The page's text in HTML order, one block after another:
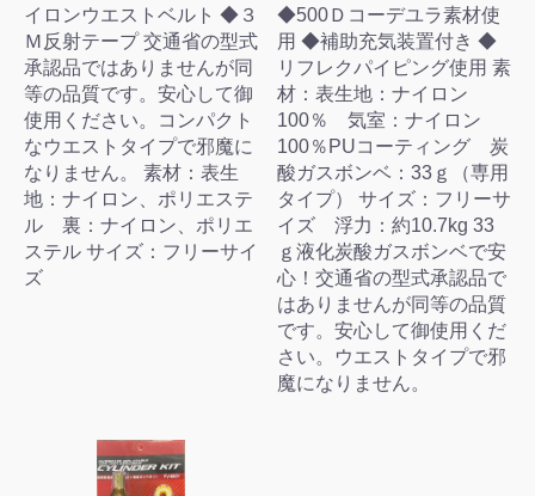
イロンウエストベルト ◆３
Ｍ反射テープ 交通省の型式
承認品ではありませんが同
等の品質です。安心して御
使用ください。コンパクト
なウエストタイプで邪魔に
なりません。 素材：表生
地：ナイロン、ポリエステ
ル 裏：ナイロン、ポリエ
ステル サイズ：フリーサイ
ズ
◆500Ｄコーデユラ素材使
用 ◆補助充気装置付き ◆
リフレクパイピング使用 素
材：表生地：ナイロン
100％ 気室：ナイロン
100％PUコーティング 炭
酸ガスボンベ：33ｇ（専用
タイプ） サイズ：フリーサ
イズ 浮力：約10.7kg 33
ｇ液化炭酸ガスボンベで安
心！交通省の型式承認品で
はありませんが同等の品質
です。安心して御使用くだ
さい。ウエストタイプで邪
魔になりません。